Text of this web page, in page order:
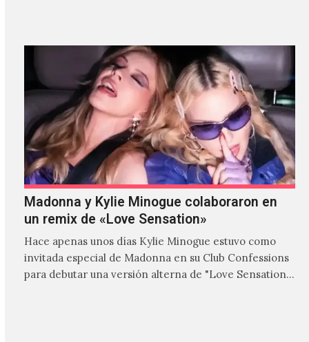
Madonna y Kylie Minogue colaboraron en
un remix de «Love Sensation»
Hace apenas unos días Kylie Minogue estuvo como
invitada especial de Madonna en su Club Confessions
para debutar una versión alterna de "Love Sensation",